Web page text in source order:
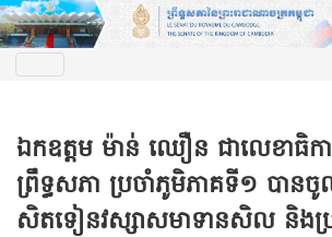
ឯកឧត្តម ម៉ាន់ ឈឿន ជាលេខាធិក
ព្រឹទ្ធសភា ប្រចាំភូមិភាគទី១ បានចូ
សិតទៀនវស្សាសមាទានសិល និងប្រ